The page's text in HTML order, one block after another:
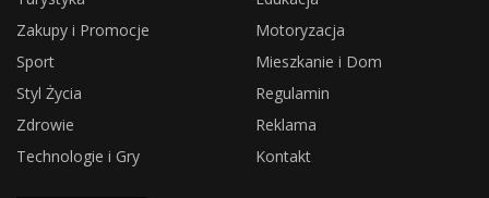
Zakupy i Promocje
Motoryzacja
Sport
Mieszkanie i Dom
Styl Życia
Regulamin
Zdrowie
Reklama
Technologie i Gry
Kontakt